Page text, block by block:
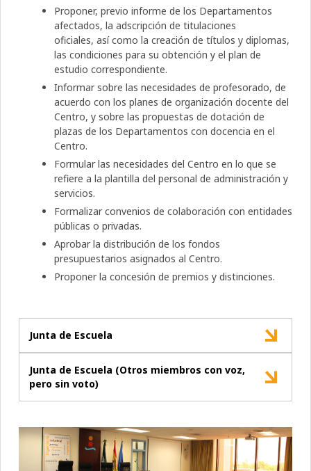
Proponer, previo informe de los Departamentos
afectados, la adscripción de titulaciones
oficiales, así como la creación de títulos y diplomas,
las condiciones para su obtención y el plan de
estudio correspondiente.
Informar sobre las necesidades de profesorado, de
acuerdo con los planes de organización docente del
Centro, y sobre las propuestas de dotación de
plazas de los Departamentos con docencia en el
Centro.
Formular las necesidades del Centro en lo que se
refiere a la plantilla del personal de administración y
servicios.
Formalizar convenios de colaboración con entidades
públicas o privadas.
Aprobar la distribución de los fondos
presupuestarios asignados al Centro.
Proponer la concesión de premios y distinciones.
Junta de Escuela
Junta de Escuela (Otros miembros con voz,
pero sin voto)